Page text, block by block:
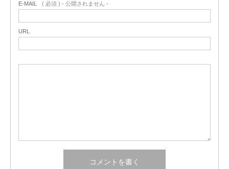
E-MAIL ( 必須 ) - 公開されません -
URL